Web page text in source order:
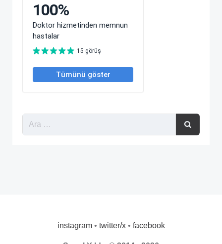
instagram• twitter/x• facebook